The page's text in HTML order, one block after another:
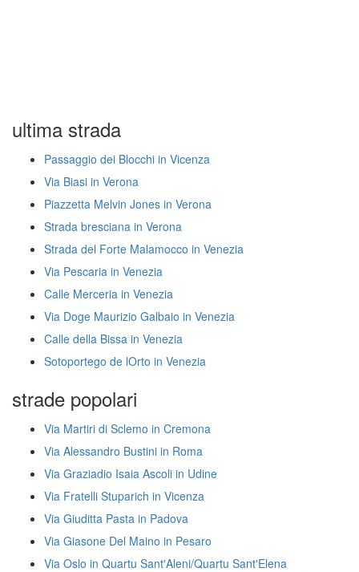
ultima strada
Passaggio dei Blocchi in Vicenza
Via Biasi in Verona
Piazzetta Melvin Jones in Verona
Strada bresciana in Verona
Strada del Forte Malamocco in Venezia
Via Pescaria in Venezia
Calle Merceria in Venezia
Via Doge Maurizio Galbaio in Venezia
Calle della Bissa in Venezia
Sotoportego de lOrto in Venezia
strade popolari
Via Martiri di Sclemo in Cremona
Via Alessandro Bustini in Roma
Via Graziadio Isaia Ascoli in Udine
Via Fratelli Stuparich in Vicenza
Via Giuditta Pasta in Padova
Via Giasone Del Maino in Pesaro
Via Oslo in Quartu Sant'Aleni/Quartu Sant'Elena